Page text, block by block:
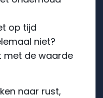
op tijd
niet?
met de waarde
naar rust,